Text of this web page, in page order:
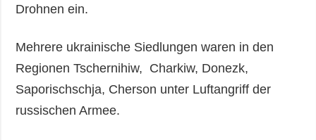
Drohnen ein.
Mehrere ukrainische Siedlungen waren in den
Regionen Tschernihiw, Charkiw, Donezk,
Saporischschja, Cherson unter Luftangriff der
russischen Armee.